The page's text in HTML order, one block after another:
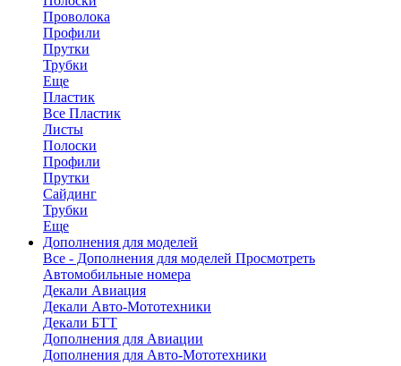
Проволока
Профили
Прутки
Трубки
Еще
Пластик
Все Пластик
Листы
Полоски
Профили
Прутки
Сайдинг
Трубки
Еще
Дополнения для моделей
Все - Дополнения для моделей Просмотреть
Автомобильные номера
Декали Авиация
Декали Авто-Мототехники
Декали БТТ
Дополнения для Авиации
Дополнения для Авто-Мототехники